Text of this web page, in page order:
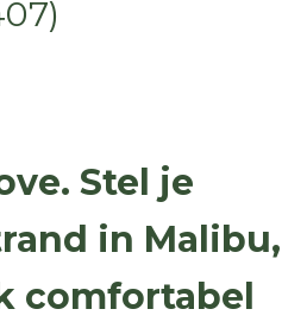
Stel je
in Malibu,
comfortabel